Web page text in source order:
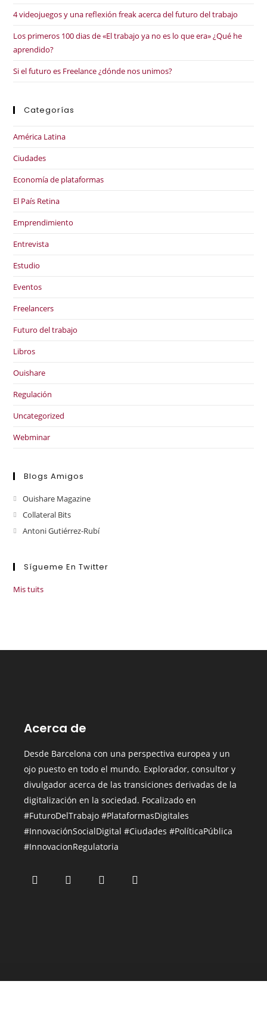
4 videojuegos y una reflexión freak acerca del futuro del trabajo
Los primeros 100 dias de «El trabajo ya no es lo que era» ¿Qué he
aprendido?
Si el futuro es Freelance ¿dónde nos unimos?
Categorías
América Latina
Ciudades
Economía de plataformas
El País Retina
Emprendimiento
Entrevista
Estudio
Eventos
Freelancers
Futuro del trabajo
Libros
Ouishare
Regulación
Uncategorized
Webminar
Blogs Amigos
Ouishare Magazine
Collateral Bits
Antoni Gutiérrez-Rubí
Sígueme En Twitter
Mis tuits
Acerca de
Desde Barcelona con una perspectiva europea y un
ojo puesto en todo el mundo. Explorador, consultor y
divulgador acerca de las transiciones derivadas de la
digitalización en la sociedad. Focalizado en
#FuturoDelTrabajo #PlataformasDigitales
#InnovaciónSocialDigital #Ciudades #PolíticaPública
#InnovacionRegulatoria